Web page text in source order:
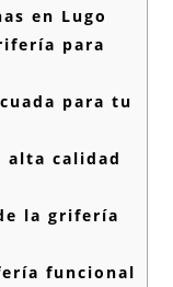
en Lugo
para
para tu
alta calidad
la grifería
funcional